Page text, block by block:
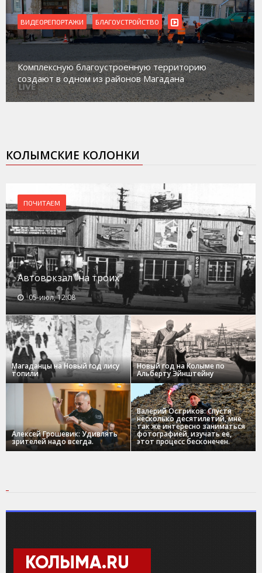
ВИДЕОРЕПОРТАЖИ БЛАГОУСТРОЙСТВО
Комплексную благоустроенную территорию
создают в одном из районов Магадана
КОЛЫМСКИЕ КОЛОНКИ
ПОЧИТАЕМ
Автовокзал "на троих"
05-июл, 12:08
Магаданцы на Новый год лису
топили
Новый год на Колыме по
Альберту Эйнштейну
Алексей Грошевик: Удивлять
зрителей надо всегда.
Валерий Остриков: Спустя
несколько десятилетий, мне
так же интересно заниматься
фотографией, изучать ее,
этот процесс бесконечен.
КОЛЫМА.RU